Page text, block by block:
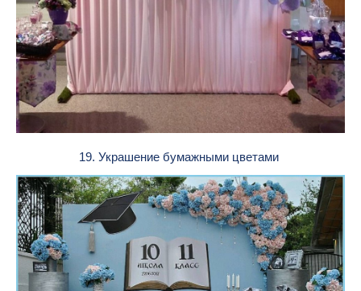
19. Украшение бумажными цветами